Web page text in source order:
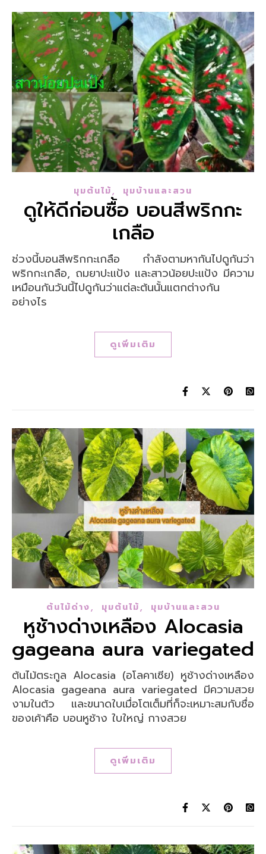
มุมต้นไม้, มุมบ้านและสวน
ดูให้ดีก่อนซื้อ บอนสีพริก​กะ​
เกลือ
ช่วงนี้บอนสีพริกกะเกลือ กำลังตามหากันไปดูกันว่า
พริกกะเกลือ​, ถมยาปะแป้ง และสาวน้อยปะแป้ง มีความ
เหมือนกันวันนี้ไปดูกันว่าแต่ละต้นนั้นแตกต่างกัน
อย่างไร
ดูเพิ่มเติม
ต้นไม้ด่าง, มุมต้นไม้, มุมบ้านและสวน
หูช้างด่างเหลือง Alocasia
gageana aura variegated
ต้นไม้ตระกูล Alocasia (อโลคาเซีย) หูช้างด่างเหลือง
Alocasia gageana aura variegated มีความสวย
งามในต้ว และขนาดใบเมื่อโตเต็มที่ก็จะเหมาะสมกับชื่อ
ของเค้าคือ บอนหูช้าง ใบใหญ่ กางสวย
ดูเพิ่มเติม